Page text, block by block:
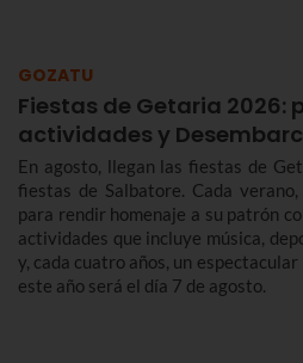
septiembre.
GOZATU
Fiestas de Getaria 2026:
actividades y
En agosto, llegan las fiestas de
fiestas de Salbatore. Cada
para rendir homenaje a su patrón
actividades que incluye música,
y, cada cuatro años, un
este año será el día 7 de agosto.